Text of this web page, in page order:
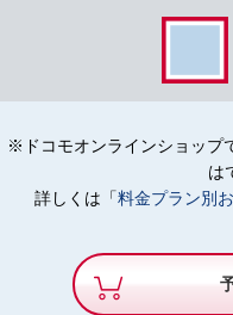
※ドコモオンラインショップ
は
詳しくは「料金プラン別